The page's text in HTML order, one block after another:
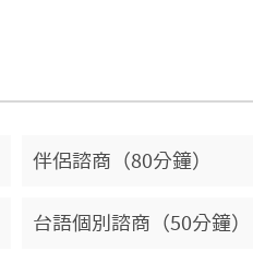
伴侶諮商（80分鐘）
台語個別諮商（50分鐘）